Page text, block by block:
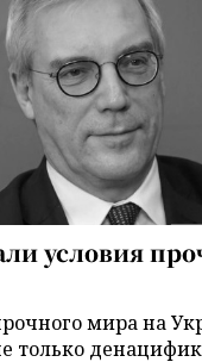
условия
мира на
только